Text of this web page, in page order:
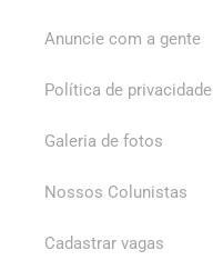
Anuncie com a gente
Política de privacidade
Galeria de fotos
Nossos Colunistas
Cadastrar vagas